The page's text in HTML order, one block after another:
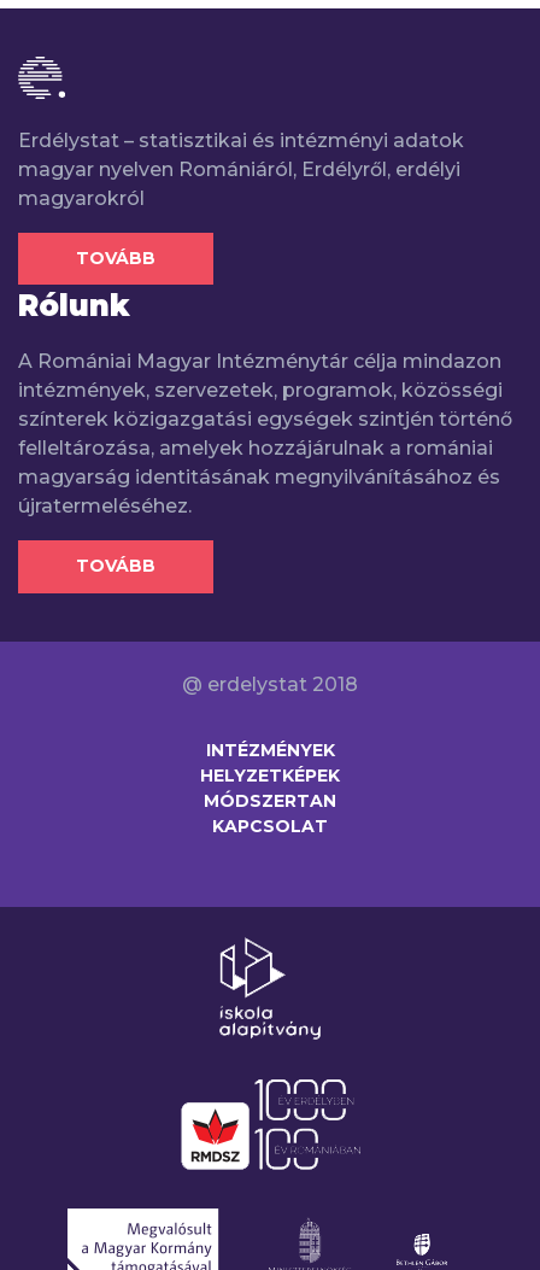
Erdélystat – statisztikai és intézményi adatok
magyar nyelven Romániáról, Erdélyről, erdélyi
magyarokról
TOVÁBB
Rólunk
A Romániai Magyar Intézménytár célja mindazon
intézmények, szervezetek, programok, közösségi
színterek közigazgatási egységek szintjén történő
felleltározása, amelyek hozzájárulnak a romániai
magyarság identitásának megnyilvánításához és
újratermeléséhez.
TOVÁBB
@ erdelystat 2018
INTÉZMÉNYEK
HELYZETKÉPEK
MÓDSZERTAN
KAPCSOLAT